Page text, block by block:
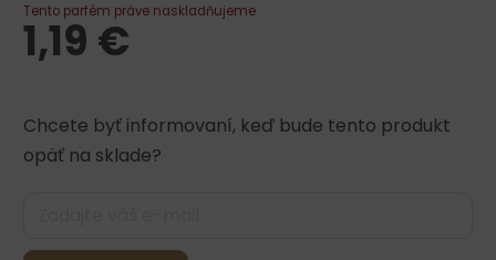
Tento parfém práve naskladňujeme
1,19 €
Chcete byť informovaní, keď bude tento produkt
opäť na sklade?